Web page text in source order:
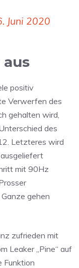
Juni 2020
aus
positiv
Verwerfen des
gehalten wird,
des
Letzteres wird
mit 90Hz
gehen
zufrieden mit
Leaker „Pine“ auf
Funktion